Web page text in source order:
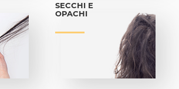
SECCHI E
OPACHI